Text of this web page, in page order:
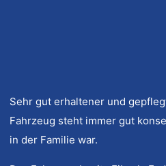
Sehr gut erhaltener und
Fahrzeug steht immer gut
in der Familie war.